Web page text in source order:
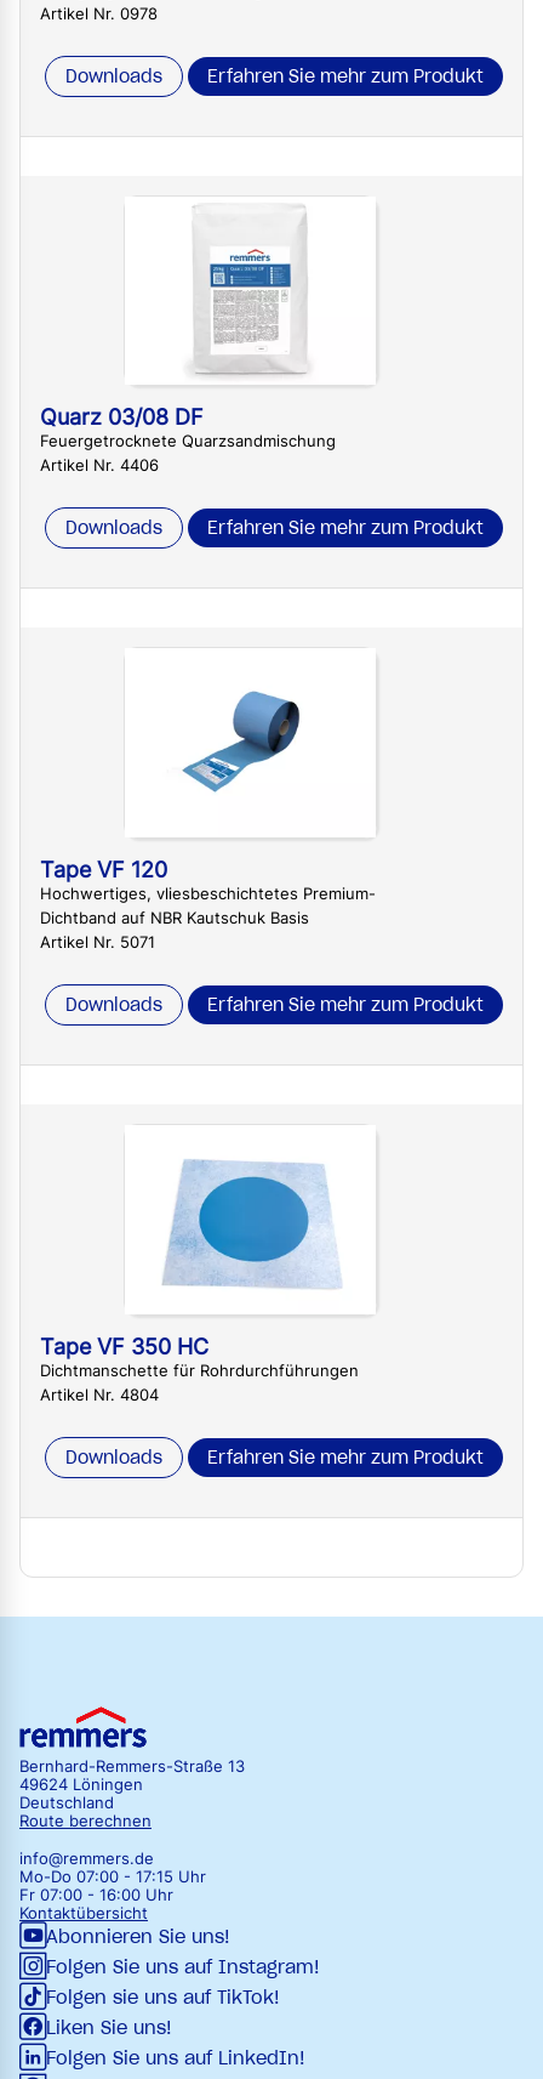
Artikel Nr. 0978
Downloads Erfahren Sie mehr zum Produkt
Quarz 03/08 DF
Feuergetrocknete Quarzsandmischung
Artikel Nr. 4406
Downloads Erfahren Sie mehr zum Produkt
Tape VF 120
Hochwertiges, vliesbeschichtetes Premium-
Dichtband auf NBR Kautschuk Basis
Artikel Nr. 5071
Downloads Erfahren Sie mehr zum Produkt
Tape VF 350 HC
Dichtmanschette für Rohrdurchführungen
Artikel Nr. 4804
Downloads Erfahren Sie mehr zum Produkt
Bernhard-Remmers-Straße 13
49624 Löningen
Deutschland
Route berechnen
info@remmers.de
Mo-Do 07:00 - 17:15 Uhr
Fr 07:00 - 16:00 Uhr
Kontaktübersicht
Abonnieren Sie uns!
Folgen Sie uns auf Instagram!
Folgen sie uns auf TikTok!
Liken Sie uns!
Folgen Sie uns auf LinkedIn!